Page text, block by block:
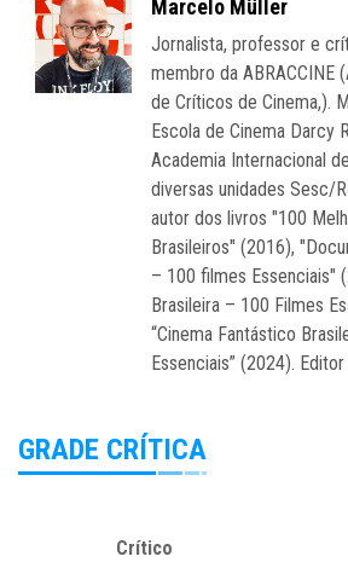
Marcelo Müller
Jornalista, professor e
membro da ABRACCINE
de Críticos de Cinema,).
Escola de Cinema Darcy
Academia Internacional
diversas unidades Sesc/
autor dos livros "100
Brasileiros" (2016),
– 100 filmes Essenciais"
Brasileira – 100 Filmes
“Cinema Fantástico
Essenciais” (2024).
GRADE CRÍTICA
Crítico